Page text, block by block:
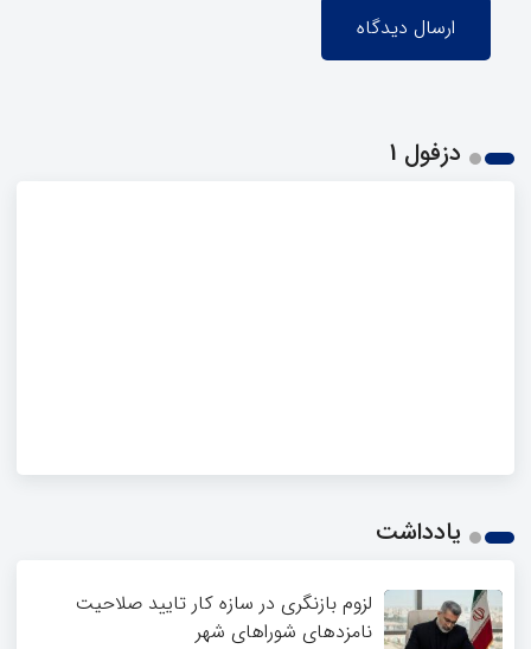
دزفول 1
یادداشت
لزوم بازنگری در سازه کار تایید صلاحیت
نامزدهای شوراهای شهر